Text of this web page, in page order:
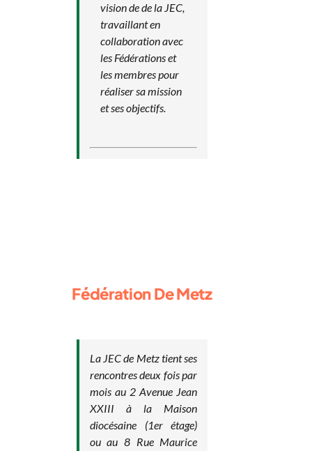
vision de de la JEC,
travaillant en
collaboration avec
les Fédérations et
les membres pour
réaliser sa mission
et ses objectifs.
Fédération De Metz
La JEC de Metz tient ses
rencontres deux fois par
mois au 2 Avenue Jean
XXIII à la Maison
diocésaine (1er étage)
ou au 8 Rue Maurice